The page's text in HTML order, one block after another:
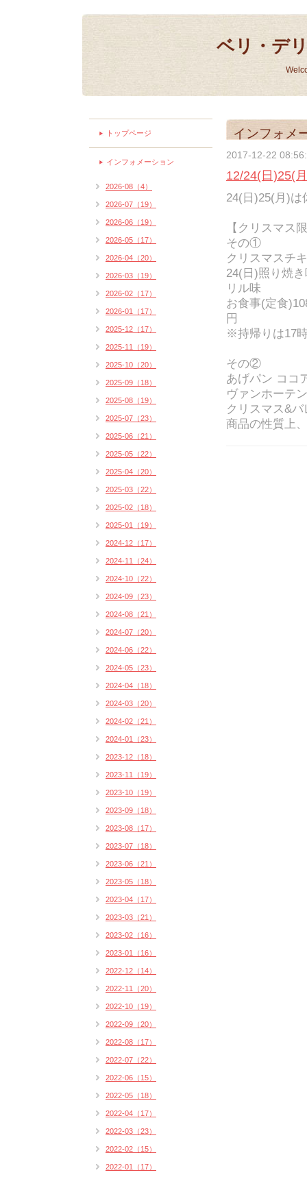
ベリ・デ
インフォメ
2017-12-22
12/24(日)25(
24(日)25(月)は
【クリスマス
その①
クリスマスチ
24(日)照り焼
リル味
お食事(定食
円
※持帰りは17
その②
あげパン ココ
ヴァンホーテ
クリスマス&
商品の性質上
トップページ
インフォメーション
2026-08（4）
2026-07（19）
2026-06（19）
2026-05（17）
2026-04（20）
2026-03（19）
2026-02（17）
2026-01（17）
2025-12（17）
2025-11（19）
2025-10（20）
2025-09（18）
2025-08（19）
2025-07（23）
2025-06（21）
2025-05（22）
2025-04（20）
2025-03（22）
2025-02（18）
2025-01（19）
2024-12（17）
2024-11（24）
2024-10（22）
2024-09（23）
2024-08（21）
2024-07（20）
2024-06（22）
2024-05（23）
2024-04（18）
2024-03（20）
2024-02（21）
2024-01（23）
2023-12（18）
2023-11（19）
2023-10（19）
2023-09（18）
2023-08（17）
2023-07（18）
2023-06（21）
2023-05（18）
2023-04（17）
2023-03（21）
2023-02（16）
2023-01（16）
2022-12（14）
2022-11（20）
2022-10（19）
2022-09（20）
2022-08（17）
2022-07（22）
2022-06（15）
2022-05（18）
2022-04（17）
2022-03（23）
2022-02（15）
2022-01（17）